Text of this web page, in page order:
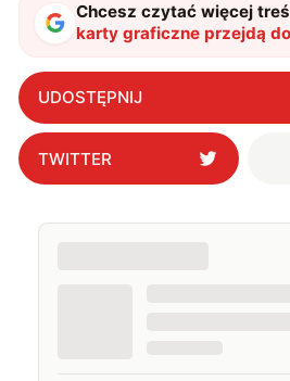
Chcesz czytać więcej
karty graficzne przejdą
niesławne złącze
następcy"?
UDOSTĘPNIJ
TWITTER